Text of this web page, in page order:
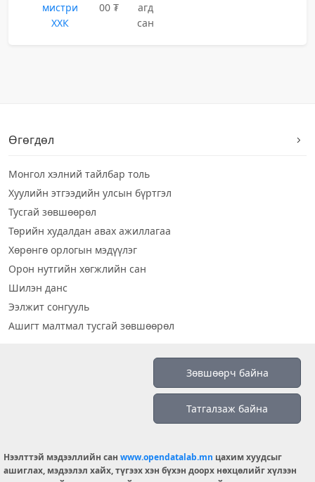
мистри
ХХК
00 ₮
агд
сан
Өгөгдөл
Монгол хэлний тайлбар толь
Хуулийн этгээдийн улсын бүртгэл
Тусгай зөвшөөрөл
Төрийн худалдан авах ажиллагаа
Хөрөнгө орлогын мэдүүлэг
Орон нутгийн хөгжлийн сан
Шилэн данс
Ээлжит сонгууль
Ашигт малтмал тусгай зөвшөөрөл
info@opendatalab.mn
Зөвшөөрч байна
Татгалзаж байна
Нээлттэй мэдээллийн сан www.opendatalab.mn цахим хуудсыг
ашиглах, мэдээлэл хайх, түгээх хэн бүхэн доорх нөхцөлийг хүлээн